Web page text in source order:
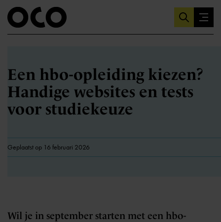
Een hbo-opleiding kiezen?
Handige websites en tests
voor studiekeuze
Geplaatst op 16 februari 2026
Wil je in september starten met een hbo-